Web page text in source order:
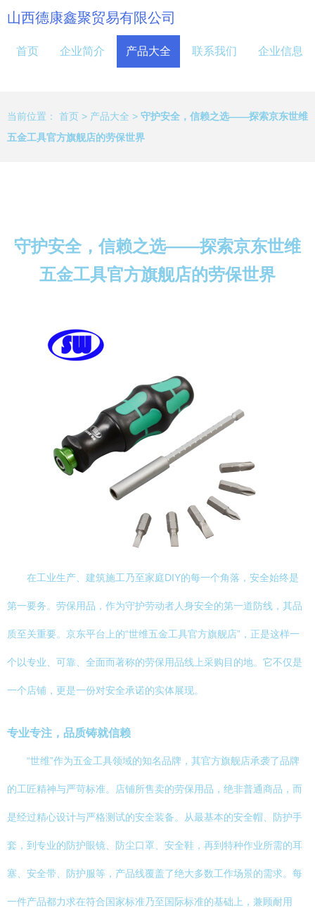
山西德康鑫聚贸易有限公司
首页 企业简介 产品大全 联系我们 企业信息
当前位置： 首页 > 产品大全 > 守护安全，信赖之选——探索京东世维
五金工具官方旗舰店的劳保世界
守护安全，信赖之选——探索京东世维
五金工具官方旗舰店的劳保世界
在工业生产、建筑施工乃至家庭DIY的每一个角落，安全始终是
第一要务。劳保用品，作为守护劳动者人身安全的第一道防线，其品
质至关重要。京东平台上的“世维五金工具官方旗舰店”，正是这样一
个以专业、可靠、全面而著称的劳保用品线上采购目的地。它不仅是
一个店铺，更是一份对安全承诺的实体展现。
专业专注，品质铸就信赖
“世维”作为五金工具领域的知名品牌，其官方旗舰店承袭了品牌
的工匠精神与严苛标准。店铺所售卖的劳保用品，绝非普通商品，而
是经过精心设计与严格测试的安全装备。从最基本的安全帽、防护手
套，到专业的防护眼镜、防尘口罩、安全鞋，再到特种作业所需的耳
塞、安全带、防护服等，产品线覆盖了绝大多数工作场景的需求。每
一件产品都力求在符合国家标准乃至国际标准的基础上，兼顾耐用